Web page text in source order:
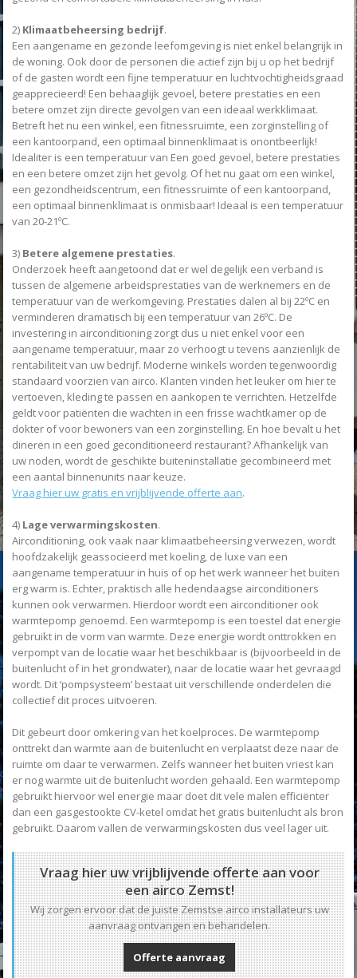
2) Klimaatbeheersing bedrijf.
Een aangename en gezonde leefomgeving is niet enkel belangrijk in
de woning. Ook door de personen die actief zijn bij u op het bedrijf
of de gasten wordt een fijne temperatuur en luchtvochtigheidsgraad
geapprecieerd! Een behaaglijk gevoel, betere prestaties en een
betere omzet zijn directe gevolgen van een ideaal werkklimaat.
Betreft het nu een winkel, een fitnessruimte, een zorginstelling of
een kantoorpand, een optimaal binnenklimaat is onontbeerlijk!
Idealiter is een temperatuur van Een goed gevoel, betere prestaties
en een betere omzet zijn het gevolg. Of het nu gaat om een winkel,
een gezondheidscentrum, een fitnessruimte of een kantoorpand,
een optimaal binnenklimaat is onmisbaar! Ideaal is een temperatuur
van 20-21ºC.
3) Betere algemene prestaties.
Onderzoek heeft aangetoond dat er wel degelijk een verband is
tussen de algemene arbeidsprestaties van de werknemers en de
temperatuur van de werkomgeving. Prestaties dalen al bij 22ºC en
verminderen dramatisch bij een temperatuur van 26ºC. De
investering in airconditioning zorgt dus u niet enkel voor een
aangename temperatuur, maar zo verhoogt u tevens aanzienlijk de
rentabiliteit van uw bedrijf. Moderne winkels worden tegenwoordig
standaard voorzien van airco. Klanten vinden het leuker om hier te
vertoeven, kleding te passen en aankopen te verrichten. Hetzelfde
geldt voor patiënten die wachten in een frisse wachtkamer op de
dokter of voor bewoners van een zorginstelling. En hoe bevalt u het
dineren in een goed geconditioneerd restaurant? Afhankelijk van
uw noden, wordt de geschikte buiteninstallatie gecombineerd met
een aantal binnenunits naar keuze.
Vraag hier uw gratis en vrijblijvende offerte aan.
4) Lage verwarmingskosten.
Airconditioning, ook vaak naar klimaatbeheersing verwezen, wordt
hoofdzakelijk geassocieerd met koeling, de luxe van een
aangename temperatuur in huis of op het werk wanneer het buiten
erg warm is. Echter, praktisch alle hedendaagse airconditioners
kunnen ook verwarmen. Hierdoor wordt een airconditioner ook
warmtepomp genoemd. Een warmtepomp is een toestel dat energie
gebruikt in de vorm van warmte. Deze energie wordt onttrokken en
verpompt van de locatie waar het beschikbaar is (bijvoorbeeld in de
buitenlucht of in het grondwater), naar de locatie waar het gevraagd
wordt. Dit ‘pompsysteem’ bestaat uit verschillende onderdelen die
collectief dit proces uitvoeren.
Dit gebeurt door omkering van het koelproces. De warmtepomp
onttrekt dan warmte aan de buitenlucht en verplaatst deze naar de
ruimte om daar te verwarmen. Zelfs wanneer het buiten vriest kan
er nog warmte uit de buitenlucht worden gehaald. Een warmtepomp
gebruikt hiervoor wel energie maar doet dit vele malen efficiënter
dan een gasgestookte CV-ketel omdat het gratis buitenlucht als bron
gebruikt. Daarom vallen de verwarmingskosten dus veel lager uit.
Vraag hier uw vrijblijvende offerte aan voor
een airco Zemst!
Wij zorgen ervoor dat de juiste Zemstse airco installateurs uw
aanvraag ontvangen en behandelen.
Offerte aanvraag